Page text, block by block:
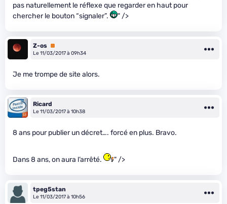
pas naturellement le réflexe que regarder en haut pour
chercher le bouton “signaler”.
" />
Z-os Premium
Le 11/03/2017 à 09h34
Je me trompe de site alors.
Ricard
Le 11/03/2017 à 10h38
8 ans pour publier un décret…. forcé en plus. Bravo.
Dans 8 ans, on aura l’arrêté. " />
tpeg5stan
Le 11/03/2017 à 10h56